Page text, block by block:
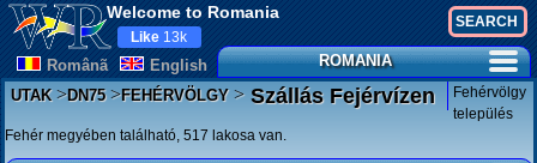
Welcome to Romania
Românã English
Like 13k
ROMANIA
UTAK>DN75>FEHÉRVÖLGY>Szállás Fejérvízen
Fehérvölgy
település
Fehér megyében található, 517 lakosa van.